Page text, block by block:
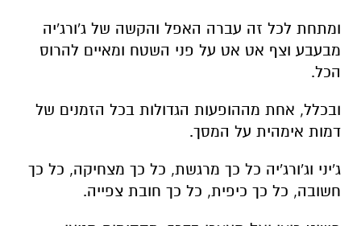
ומתחת לכל זה עברה האפל והקשה של ג'ורג'יה
מבעבע וצף אט אט על פני השטח ומאיים להרוס
הכל.
ובכלל, אחת מההופעות הגדולות בכל הזמנים של
דמות אימהית על המסך.
ג'יני וג'ורג'יה כל כך מרגשת, כל כך מצחיקה, כל כך
חשובה, כל כך כיפית, כל כך חובת צפייה.